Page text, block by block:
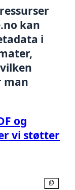
kan
i
man
og
vi støtter